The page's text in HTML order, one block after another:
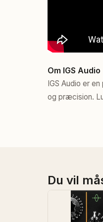
Om IGS Audio
IGS Audio er
og præcision.
Du vil